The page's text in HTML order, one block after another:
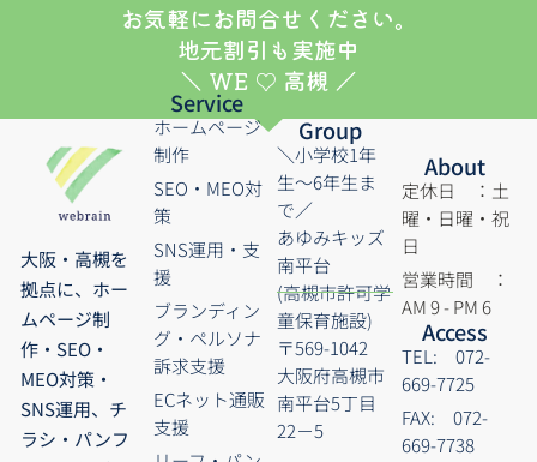
お気軽にお問合せください。
地元割引も実施中
＼ WE ♡ 高槻 ／
大阪・高槻を
拠点に、ホー
ムページ制
作・SEO・
MEO対策・
SNS運用、チ
ラシ・パンフ
Service
ホームページ
制作
SEO・MEO対
策
SNS運用・支
援
ブランディン
グ・ペルソナ
訴求支援
ECネット通販
支援
Group
＼小学校1年
生～6年生ま
で／
あゆみキッズ
南平台
(高槻市許可学
童保育施設)
〒569-1042
大阪府高槻市
南平台5丁目
22－5
About
定休日 ：土
曜・日曜・祝
日
営業時間 ：
AM 9 - PM 6
Access
TEL: 072-
669-7725
FAX: 072-
669-7738